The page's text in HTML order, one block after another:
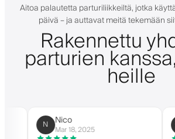
Aitoa palautetta parturiliikkeiltä, jotka
päivä – ja auttavat meitä tekemään
Rakennettu
parturien
heille
Nico
Mar 18, 2025